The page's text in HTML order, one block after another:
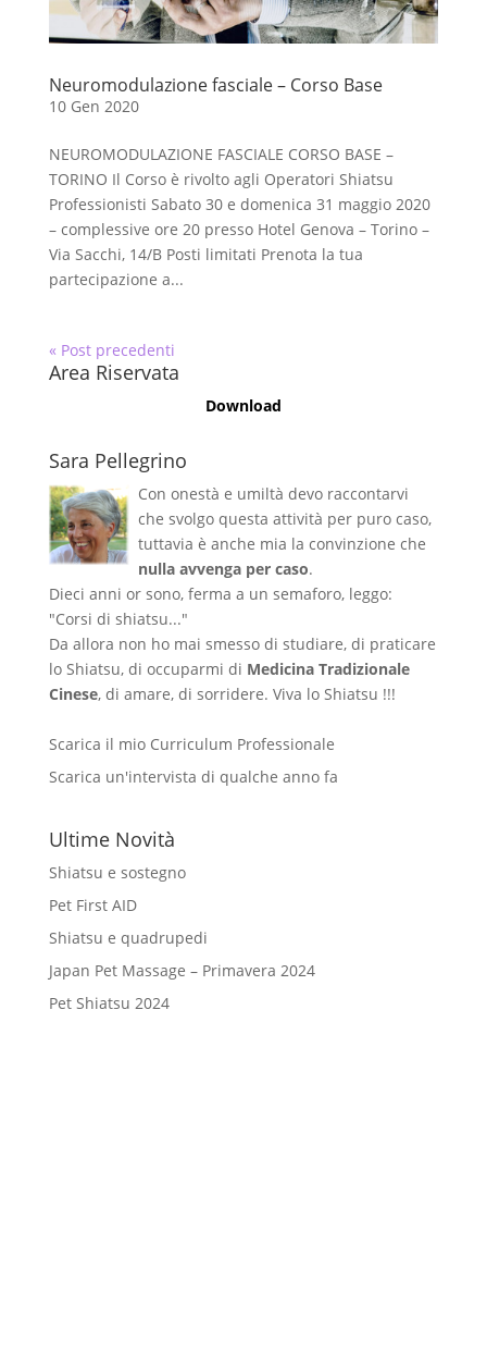
Neuromodulazione fasciale – Corso Base
10 Gen 2020
NEUROMODULAZIONE FASCIALE CORSO BASE –
TORINO Il Corso è rivolto agli Operatori Shiatsu
Professionisti Sabato 30 e domenica 31 maggio 2020
– complessive ore 20 presso Hotel Genova – Torino –
Via Sacchi, 14/B Posti limitati Prenota la tua
partecipazione a...
« Post precedenti
Area Riservata
Download
Sara Pellegrino
Con onestà e umiltà devo raccontarvi
che svolgo questa attività per puro caso,
tuttavia è anche mia la convinzione che
nulla avvenga per caso.
Dieci anni or sono, ferma a un semaforo, leggo:
"Corsi di shiatsu..."
Da allora non ho mai smesso di studiare, di praticare
lo Shiatsu, di occuparmi di Medicina Tradizionale
Cinese, di amare, di sorridere. Viva lo Shiatsu !!!
Scarica il mio Curriculum Professionale
Scarica un'intervista di qualche anno fa
Ultime Novità
Shiatsu e sostegno
Pet First AID
Shiatsu e quadrupedi
Japan Pet Massage – Primavera 2024
Pet Shiatsu 2024